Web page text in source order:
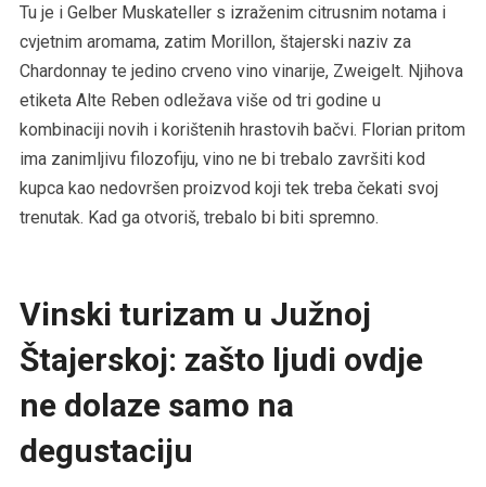
Tu je i Gelber Muskateller s izraženim citrusnim notama i
cvjetnim aromama, zatim Morillon, štajerski naziv za
Chardonnay te jedino crveno vino vinarije, Zweigelt. Njihova
etiketa Alte Reben odležava više od tri godine u
kombinaciji novih i korištenih hrastovih bačvi. Florian pritom
ima zanimljivu filozofiju, vino ne bi trebalo završiti kod
kupca kao nedovršen proizvod koji tek treba čekati svoj
trenutak. Kad ga otvoriš, trebalo bi biti spremno.
Vinski turizam u Južnoj
Štajerskoj: zašto ljudi ovdje
ne dolaze samo na
degustaciju